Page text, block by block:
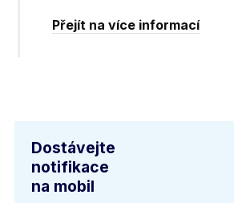
Přejít na více informací
Dostávejte
notifikace
na mobil